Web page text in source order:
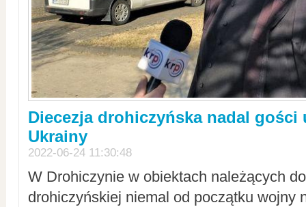
Diecezja drohiczyńska nadal gości
Ukrainy
2022-06-24 11:30:48
W Drohiczynie w obiektach należących
drohiczyńskiej niemal od początku wojny